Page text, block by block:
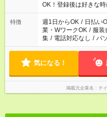
せてお仕事をご案内し
OK！登録後は好きな時
特徴 週1日からOK / 日払い
業・WワークOK / 服装
集 / 電話対応なし / パ
気になる！
掲載元企業名 テ